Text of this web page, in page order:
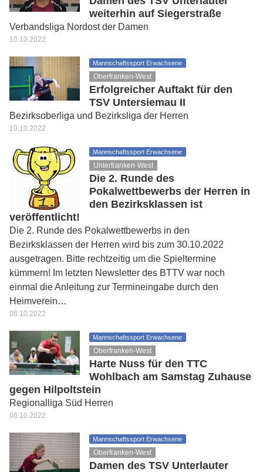
weiterhin auf Siegerstraße
Verbandsliga Nordost der Damen
10.10.2022
Mannschaftssport Erwachsene
Oberfranken-West
Erfolgreicher Auftakt für den
TSV Untersiemau II
Bezirksoberliga und Bezirksliga der Herren
10.10.2022
Mannschaftssport Erwachsene
Unterfranken-West
Die 2. Runde des
Pokalwettbewerbs der Herren in
den Bezirksklassen ist
veröffentlicht!
Die 2. Runde des Pokalwettbewerbs in den
Bezirksklassen der Herren wird bis zum 30.10.2022
ausgetragen. Bitte rechtzeitig um die Spieltermine
kümmern! Im letzten Newsletter des BTTV war noch
einmal die Anleitung zur Termineingabe durch den
Heimverein…
08.10.2022
Mannschaftssport Erwachsene
Oberfranken-West
Harte Nuss für den TTC
Wohlbach am Samstag Zuhause
gegen Hilpoltstein
Regionalliga Süd Herren
06.10.2022
Mannschaftssport Erwachsene
Oberfranken-West
Damen des TSV Unterlauter